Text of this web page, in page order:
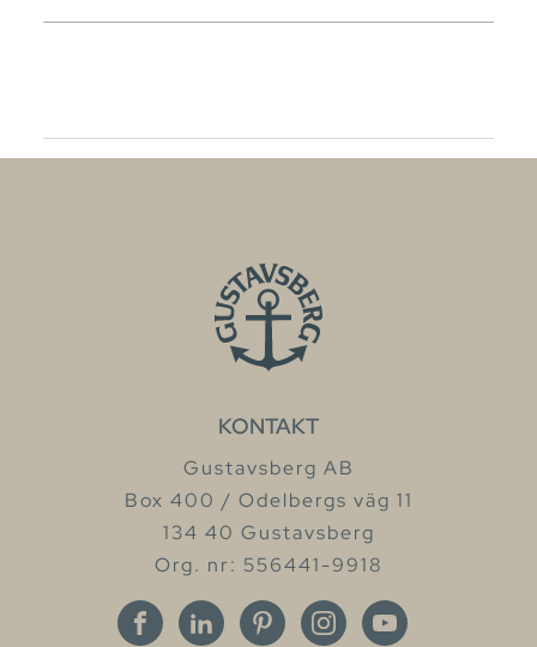
KONTAKT
Gustavsberg AB
Box 400 / Odelbergs väg 11
134 40 Gustavsberg
Org. nr: 556441-9918